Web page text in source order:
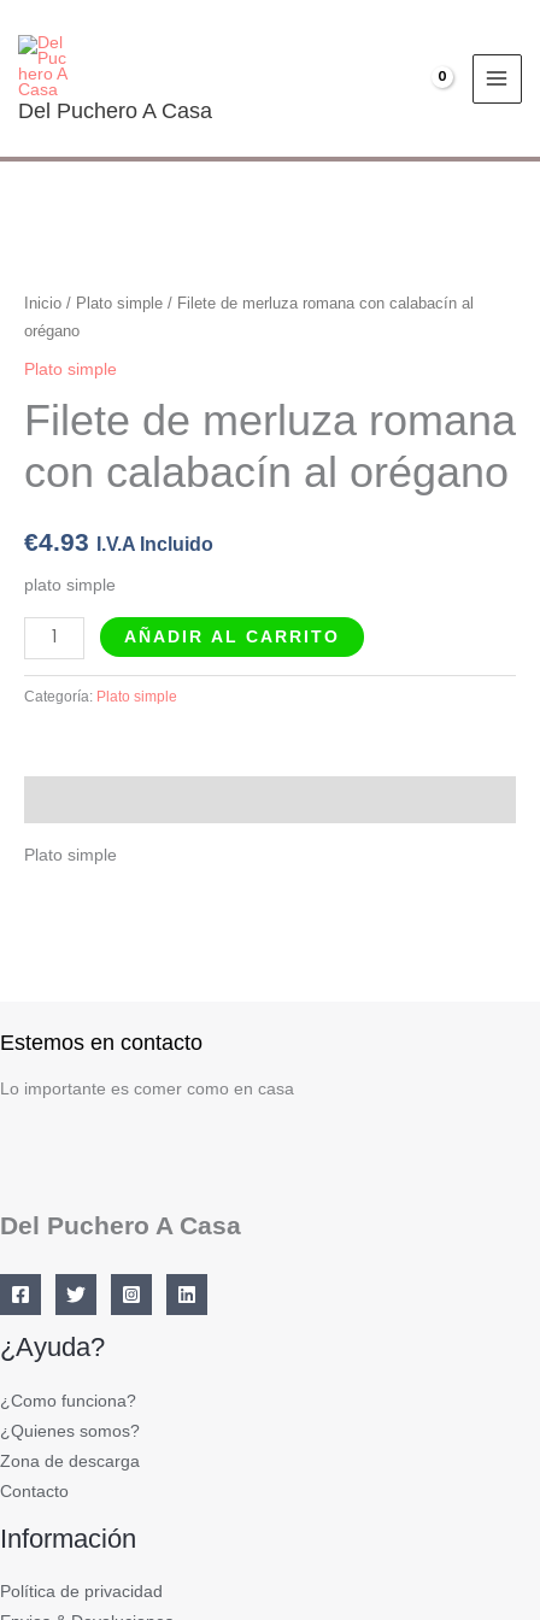
contenido
Del Puchero A Casa
Inicio / Plato simple / Filete de merluza romana con calabacín al
orégano
Plato simple
Filete de merluza romana
con calabacín al orégano
€4.93 I.V.A Incluido
plato simple
merluza
romana
con
al
cantidad
AÑADIR AL CARRITO
Categoría: Plato simple
Plato simple
Estemos en contacto
Lo importante es comer como en casa
Del Puchero A Casa
¿Ayuda?
¿Como funciona?
¿Quienes somos?
Zona de descarga
Contacto
Información
Política de privacidad